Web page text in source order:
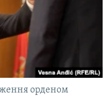
орденом